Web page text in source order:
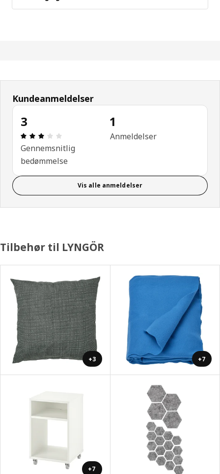
Kundeanmeldelser
3
Anmeldelse: 3 Ud af 5 Stjerner. Anmeldelser i alt:
Gennemsnitlig
bedømmelse
1
Anmeldelser
Vis alle anmeldelser
Tilbehør til LYNGÖR
+3 +7
+7